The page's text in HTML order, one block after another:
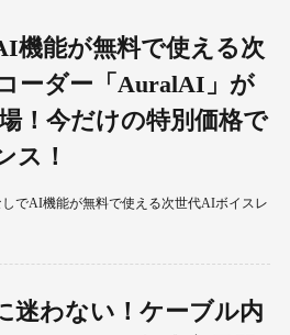
機能が無料で使える次
ーダー「AuralAI」が
！今だけの特別価格で
ス！
でAI機能が無料で使える次世代AIボイスレ
迷わない！ケーブル内